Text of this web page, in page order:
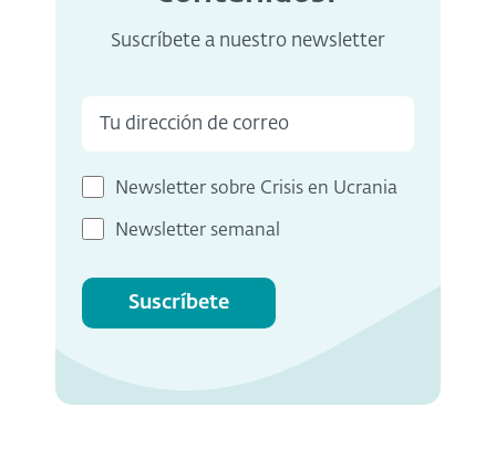
Suscríbete a nuestro newsletter
Newsletter sobre Crisis en Ucrania
Newsletter semanal
Suscríbete